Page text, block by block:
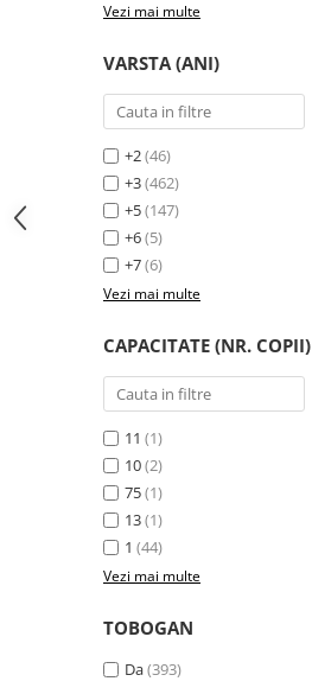
Vezi mai multe
VARSTA (ANI)
+2(46)
+3(462)
+5(147)
+6(5)
+7(6)
Vezi mai multe
CAPACITATE (NR. COPII)
11 (1)
10(2)
75(1)
13(1)
1 (44)
Vezi mai multe
TOBOGAN
Da(393)